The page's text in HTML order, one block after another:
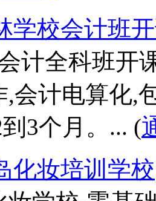
学校会计班
计全科班开
,会计电算化,
3个月。... (
化妆培训学校